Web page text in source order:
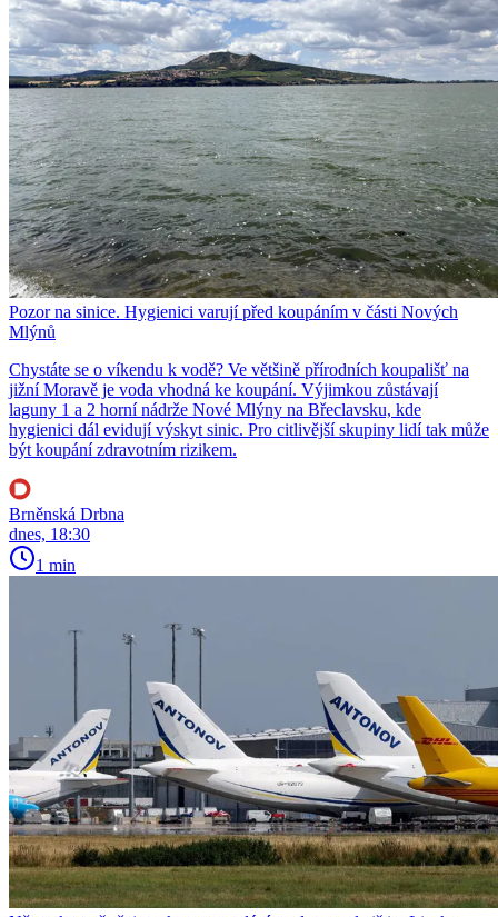
Pozor na sinice. Hygienici varují před koupáním v části Nových
Mlýnů
Chystáte se o víkendu k vodě? Ve většině přírodních koupališť na
jižní Moravě je voda vhodná ke koupání. Výjimkou zůstávají
laguny 1 a 2 horní nádrže Nové Mlýny na Břeclavsku, kde
hygienici dál evidují výskyt sinic. Pro citlivější skupiny lidí tak může
být koupání zdravotním rizikem.
Brněnská Drbna
dnes, 18:30
1 min